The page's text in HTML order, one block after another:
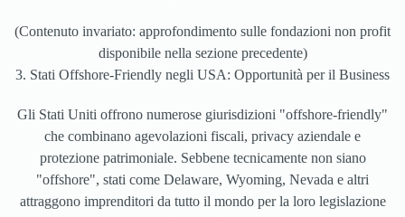
(Contenuto invariato: approfondimento sulle fondazioni non profit
disponibile nella sezione precedente)
3. Stati Offshore-Friendly negli USA: Opportunità per il Business
Gli Stati Uniti offrono numerose giurisdizioni "offshore-friendly"
che combinano agevolazioni fiscali, privacy aziendale e
protezione patrimoniale. Sebbene tecnicamente non siano
"offshore", stati come Delaware, Wyoming, Nevada e altri
attraggono imprenditori da tutto il mondo per la loro legislazione